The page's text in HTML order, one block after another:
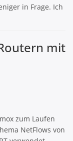
in Frage. Ich
mit
zum Laufen
NetFlows von